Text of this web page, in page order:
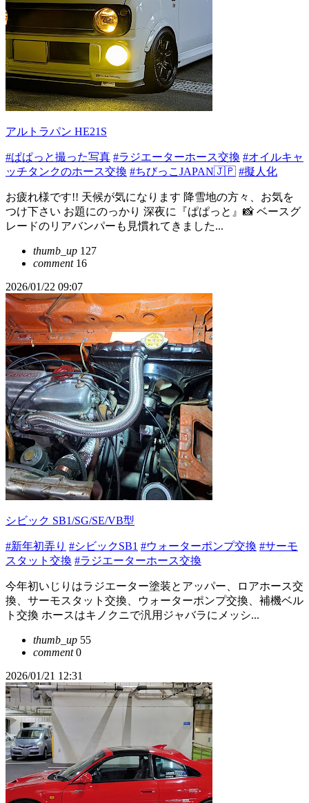
アルトラパン HE21S
#ぱぱっと撮った写真 #ラジエーターホース交換 #オイルキャ
ッチタンクのホース交換 #ちびっこJAPAN🇯🇵 #擬人化
お疲れ様です!! 天候が気になります 降雪地の方々、お気を
つけ下さい お題にのっかり 深夜に『ぱぱっと』📸 ベースグ
レードのリアバンパーも見慣れてきました...
thumb_up 127
comment16
2026/01/22 09:07
シビック SB1/SG/SE/VB型
#新年初弄り #シビックSB1 #ウォーターポンプ交換 #サーモ
スタット交換 #ラジエーターホース交換
今年初いじりはラジエーター塗装とアッパー、ロアホース交
換、サーモスタット交換、ウォーターポンプ交換、補機ベル
ト交換 ホースはキノクニで汎用ジャバラにメッシ...
thumb_up 55
comment0
2026/01/21 12:31